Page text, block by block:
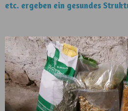
etc. ergeben ein gesundes